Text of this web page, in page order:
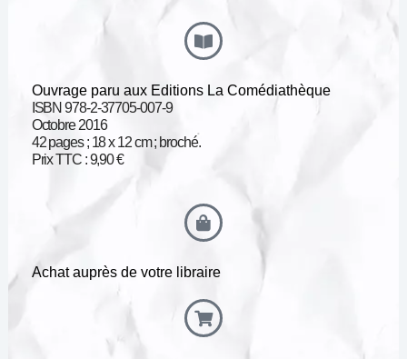
Ouvrage paru aux Editions La Comédiathèque
ISBN 978-2-37705-007-9
Octobre 2016
42 pages ; 18 x 12 cm ; broché.
Prix TTC : 9,90 €
Achat auprès de votre libraire